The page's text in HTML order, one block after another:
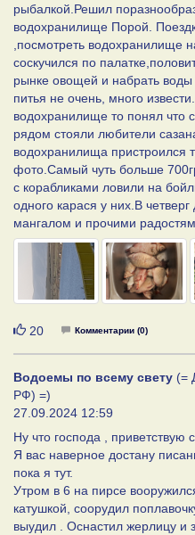
рыбалкой.Решил
водохранилище Порой.
,посмотреть водохранилище
соскучился по
рынке овощей и набрать воды
питья не очень, много
водохранилище то понял что
рядом стояли любители
водохранилища пристроился
фото.Самый чуть больше
с корабликами ловили на
одного карася у них.В
мангалом и прочими
Нравится
20 Комментарии (0)
Водоемы по всему свету (=
РФ) =)
27.09.2024 12:59
Ну что господа , приветствую
Я вас наверное достану
пока я тут.
Утром в 6 на пирсе
катушкой, соорудил
выудил . Оснастил жерлицу и